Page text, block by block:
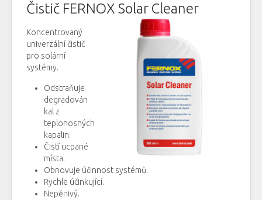
Čistič FERNOX Solar Cleaner
Koncentrovaný
univerzálníčistič
pro solární
systémy.
Odstraňuje
degradován
kal z
teplonosných
kapalin.
Čistí ucpané
místa.
Obnovuje účinnost systémů.
Rychle účinkující.
Nepěnivý.